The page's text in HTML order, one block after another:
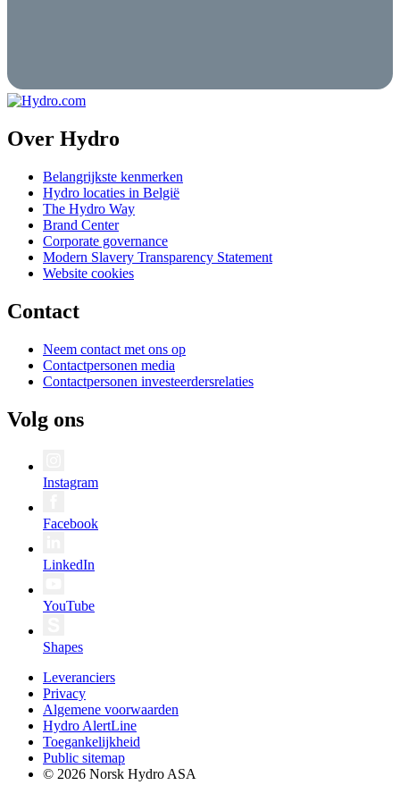
Over Hydro
Belangrijkste kenmerken
Hydro locaties in België
The Hydro Way
Brand Center
Corporate governance
Modern Slavery Transparency Statement
Website cookies
Contact
Neem contact met ons op
Contactpersonen media
Contactpersonen investeerdersrelaties
Volg ons
Instagram
Facebook
LinkedIn
YouTube
Shapes
Leveranciers
Privacy
Algemene voorwaarden
Hydro AlertLine
Toegankelijkheid
Public sitemap
© 2026 Norsk Hydro ASA